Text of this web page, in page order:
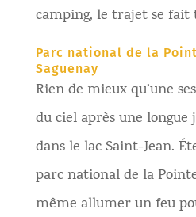
camping, le trajet se fait
Parc national de la
Saguenay
Rien de mieux qu’une
du ciel après une longue
dans le lac Saint-Jean.
parc national de la
même allumer un feu